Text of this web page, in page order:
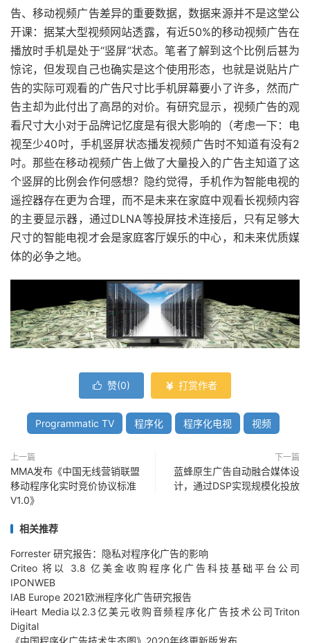
告、移动视频广告差异的重要数据，数据来源并不是这堂公
开课：据某大型视频网站透露，有近50%的移动视频广告在
播放时手机是处于“竖屏”状态。笔者了解到这个比例后甚为
惊诧，但发现自己也确实是这个使用形态，也就是说贴片广
告的实际可观看的广告尺寸比手机屏幕要小了许多，然而广
告主却为此付出了高昂的对价。有研究显示，视频广告的观
看尺寸大小对于品牌记忆度是有很大影响的（考虑一下：电
视至少40吋，手机竖屏状态播发视频广告时不知道有没有2
吋。那些在移动视频广告上做了大量投入的广告主知道了这
个竖屏的比例会作何感想？隐约觉得，手机作为智能电视的
遥控器存在更为合理，而不是未来在家庭中观看长视频内容
的主要显示器，通过DLNA等投屏技术连接后，只有足够大
尺寸的智能电视才会是家庭客厅娱乐的中心，和未来优质媒
体的必争之地。
 赞(0)  打赏作者
Programmatic TV 程序化 程序化电视 视频
上一篇
MMA发布《中国无线营销联盟
移动程序化实时竞价协议标准
V1.0》
下一篇
蓝蜂原生广告自动融合媒体设
计，通过DSP实现规模化投放
相关推荐
Forrester 研究报告：隐私对程序化广告的影响
Criteo 将以 3.8 亿美金收购程序化广告科技基础平台公司
IPONWEB
IAB Europe 2021欧洲程序化广告研究报告
iHeart Media以2.3亿美元收购音频程序化广告技术公司Triton
Digital